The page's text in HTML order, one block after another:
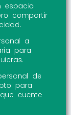
espacio
compartir
a
para
de
para
cuente